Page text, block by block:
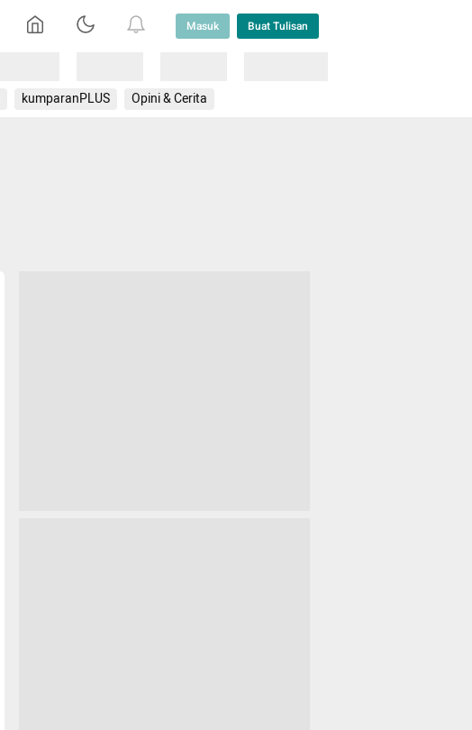
Masuk Buat Tulisan
kumparanPLUS Opini & Cerita